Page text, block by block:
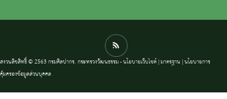
สงวนลิขสิทธิ์ © 2563 กรมศิลปากร. กระทรวงวัฒนธรรม -นโยบายเว็บไซต์|มาตรฐาน |นโยบายการ
คุ้มครองข้อมูลส่วนบุคคล